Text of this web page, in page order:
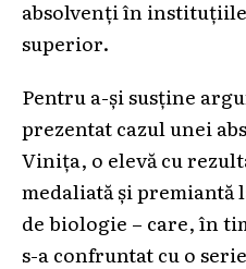
absolvenți în
superior.
Pentru a-și susține
prezentat cazul unei
Vinița, o elevă cu
medaliată și
de biologie – care, în
s-a confruntat cu o